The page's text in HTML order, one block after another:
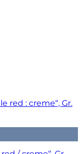
Auf die Wunschliste